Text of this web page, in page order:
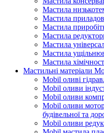
Мастила
Мастила
Мастила
Мастила
Мастила
Мастила
Мастила
Мастильні матеріали
Mobil оливі
Mobil оливи
Mobil оливи
Mobil оливи
будівельної та
Mobil оливи